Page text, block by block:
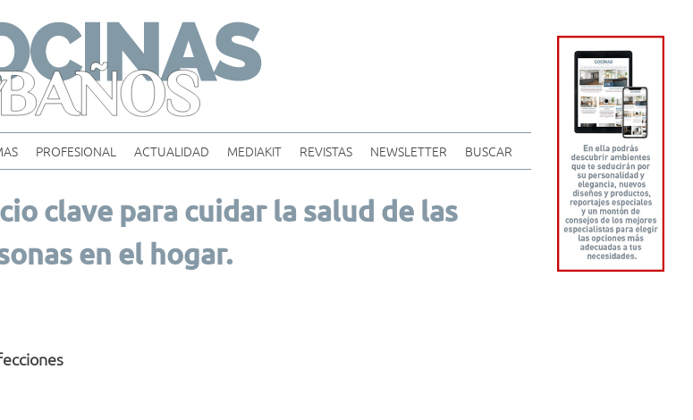
content
PROFESIONAL ACTUALIDAD MEDIAKIT REVISTAS NEWSLETTER BUSCAR
clave para cuidar la salud de las
en el hogar.